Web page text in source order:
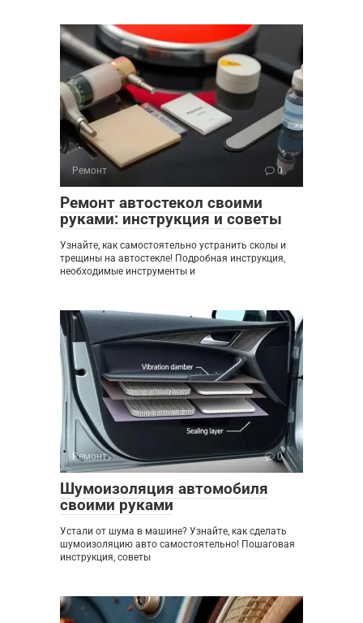
Ремонт 0
Ремонт автостекол своими
руками: инструкция и советы
Узнайте, как самостоятельно устранить сколы и
трещины на автостекле! Подробная инструкция,
необходимые инструменты и
Ремонт 0
Шумоизоляция автомобиля
своими руками
Устали от шума в машине? Узнайте, как сделать
шумоизоляцию авто самостоятельно! Пошаговая
инструкция, советы